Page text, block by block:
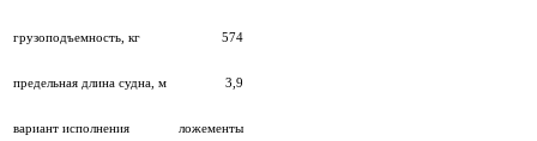
грузоподъемность, кг 574
предельная длина судна, м 3,9
вариант исполнения ложементы